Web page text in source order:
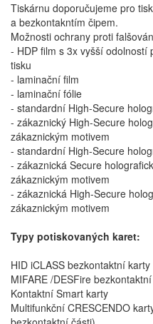
Tiskárnu doporučujeme pro
a bezkontakntím čipem.
Možnosti ochrany proti
- HDP film s 3x vyšší
tisku
- laminační film
- laminační fólie
- standardní High-Secure
- zákaznický High-Secure
zákaznickým motivem
- standardní High-Secure
- zákaznická Secure
zákaznickým motivem
- zákaznická High-Secure
zákaznickým motivem
Typy potiskovaných karet:
HID iCLASS bezkontaktní karty
MIFARE /DESFire
Kontaktní Smart karty
Multifunkční CRESCENDO